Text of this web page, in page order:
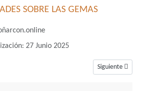
SOBRE LAS GEMAS
27 Junio 2025
con granos, un sueño que simboliza problemas
Artículo siguiente:
Siguiente